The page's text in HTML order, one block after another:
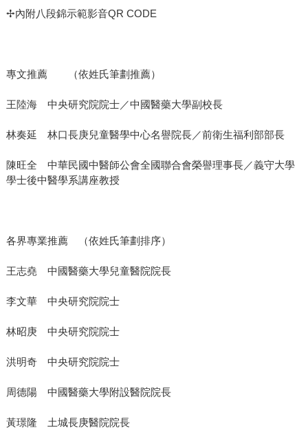
✢內附八段錦示範影音QR CODE
專文推薦 （依姓氏筆劃推薦）
王陸海 中央研究院院士／中國醫藥大學副校長
林奏延 林口長庚兒童醫學中心名譽院長／前衛生福利部部長
陳旺全 中華民國中醫師公會全國聯合會榮譽理事長／義守大學
學士後中醫學系講座教授
各界專業推薦 （依姓氏筆劃排序）
王志堯 中國醫藥大學兒童醫院院長
李文華 中央研究院院士
林昭庚 中央研究院院士
洪明奇 中央研究院院士
周德陽 中國醫藥大學附設醫院院長
黃璟隆 土城長庚醫院院長